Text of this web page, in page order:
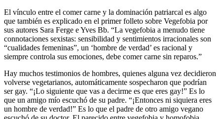
El vínculo entre el comer carne y la dominación patriarcal es algo
que también es explicado en el primer folleto sobre Vegefobia por
sus autores Sara Ferge e Yves Bb. “La vegefobia a menudo tiene
connotaciones sexistas: sensibilidad y sentimientos irracionales son
“cualidades femeninas”, un ‘hombre de verdad’ es racional y
siempre controla sus emociones, debe comer carne sin reparos.”
Hay muchos testimonios de hombres, quienes alguna vez decidieron
volverse vegetarianos, automáticamente sospecharon que podrían
ser gay. “¡Lo siguiente que vas a decirme es que eres gay!” Es lo
que un amigo mío escuchó de su padre. “¡Entonces ni siquiera eres
un hombre de verdad!” Es lo que el padre de otro amigo vegano